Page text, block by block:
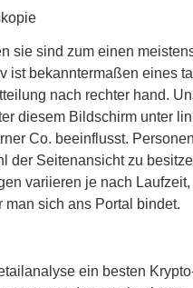
sie sind zum einen
ist bekanntermaßen eines
nach rechter hand.
diesem Bildschirm unter
Co. beeinflusst.
der Seitenansicht zu
variieren je nach
sich ans Portal bindet.
ein besten